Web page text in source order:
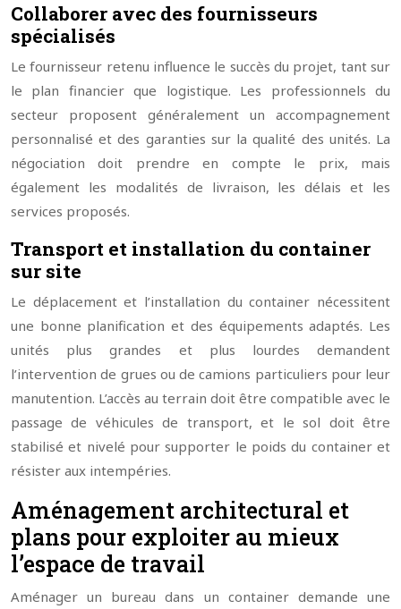
Collaborer avec des fournisseurs
spécialisés
Le fournisseur retenu influence le succès du projet, tant sur
le plan financier que logistique. Les professionnels du
secteur proposent généralement un accompagnement
personnalisé et des garanties sur la qualité des unités. La
négociation doit prendre en compte le prix, mais
également les modalités de livraison, les délais et les
services proposés.
Transport et installation du container
sur site
Le déplacement et l’installation du container nécessitent
une bonne planification et des équipements adaptés. Les
unités plus grandes et plus lourdes demandent
l’intervention de grues ou de camions particuliers pour leur
manutention. L’accès au terrain doit être compatible avec le
passage de véhicules de transport, et le sol doit être
stabilisé et nivelé pour supporter le poids du container et
résister aux intempéries.
Aménagement architectural et
plans pour exploiter au mieux
l’espace de travail
Aménager un bureau dans un container demande une